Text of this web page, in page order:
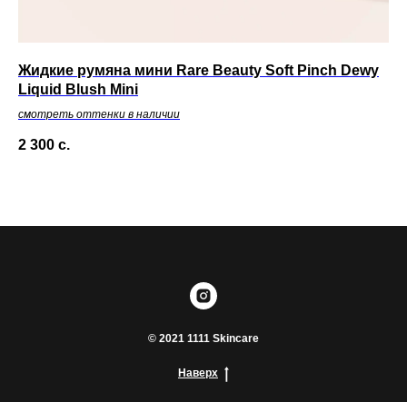
Жидкие румяна мини Rare Beauty Soft Pinch Dewy
Liquid Blush Mini
смотреть оттенки в наличии
2 300 с.
© 2021 1111 Skincare
Наверх